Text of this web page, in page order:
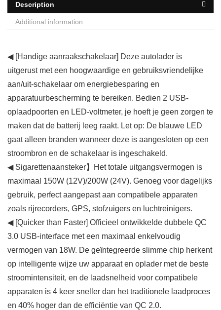
Description
Additional information
◀ [Handige aanraakschakelaar] Deze autolader is
uitgerust met een hoogwaardige en gebruiksvriendelijke
aan/uit-schakelaar om energiebesparing en
apparatuurbescherming te bereiken. Bedien 2 USB-
oplaadpoorten en LED-voltmeter, je hoeft je geen zorgen te
maken dat de batterij leeg raakt. Let op: De blauwe LED
gaat alleen branden wanneer deze is aangesloten op een
stroombron en de schakelaar is ingeschakeld.
◀ Sigarettenaansteker】Het totale uitgangsvermogen is
maximaal 150W (12V)/200W (24V). Genoeg voor dagelijks
gebruik, perfect aangepast aan compatibele apparaten
zoals rijrecorders, GPS, stofzuigers en luchtreinigers.
◀ [Quicker than Faster] Officieel ontwikkelde dubbele QC
3.0 USB-interface met een maximaal enkelvoudig
vermogen van 18W. De geïntegreerde slimme chip herkent
op intelligente wijze uw apparaat en oplader met de beste
stroomintensiteit, en de laadsnelheid voor compatibele
apparaten is 4 keer sneller dan het traditionele laadproces
en 40% hoger dan de efficiëntie van QC 2.0.